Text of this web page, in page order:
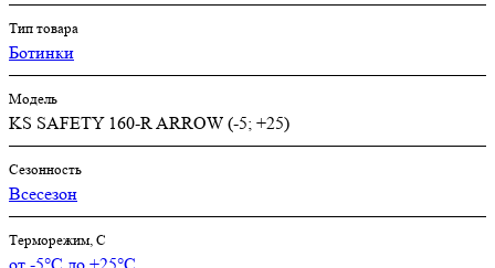
Тип товара
Ботинки
Модель
KS SAFETY 160-R ARROW (-5; +25)
Сезонность
Всесезон
Терморежим, C